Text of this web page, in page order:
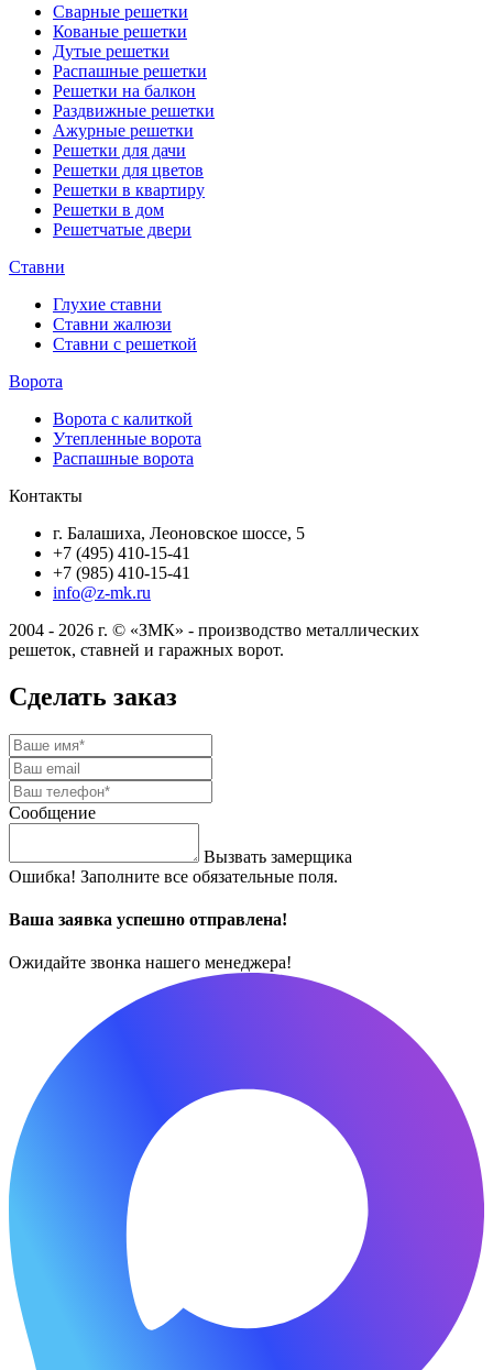
Сварные решетки
Кованые решетки
Дутые решетки
Распашные решетки
Решетки на балкон
Раздвижные решетки
Ажурные решетки
Решетки для дачи
Решетки для цветов
Решетки в квартиру
Решетки в дом
Решетчатые двери
Ставни
Глухие ставни
Ставни жалюзи
Ставни с решеткой
Ворота
Ворота с калиткой
Утепленные ворота
Распашные ворота
Контакты
г. Балашиха, Леоновское шоссе, 5
+7 (495) 410-15-41
+7 (985) 410-15-41
info@z-mk.ru
2004 - 2026 г. © «ЗМК» - производство металлических
решеток, ставней и гаражных ворот.
Сделать заказ
Сообщение
Вызвать замерщика
Ошибка! Заполните все обязательные поля.
Ваша заявка успешно отправлена!
Ожидайте звонка нашего менеджера!